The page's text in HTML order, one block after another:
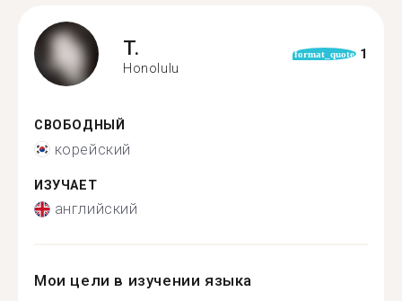
T.
Honolulu
format_quote 1
СВОБОДНЫЙ
корейский
ИЗУЧАЕТ
английский
Мои цели в изучении языка